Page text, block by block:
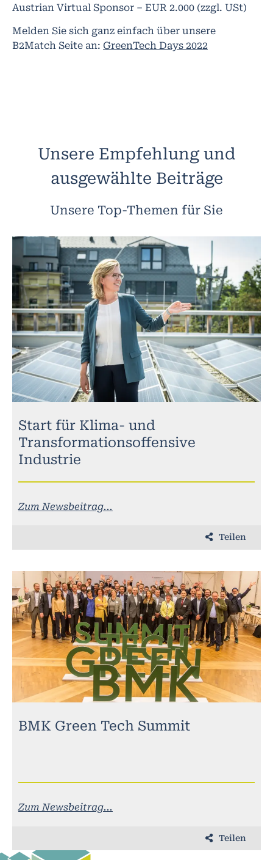
Austrian Virtual Sponsor – EUR 2.000 (zzgl. USt)
Melden Sie sich ganz einfach über unsere
B2Match Seite an: GreenTech Days 2022
Unsere Empfehlung und
ausgewählte Beiträge
Unsere Top-Themen für Sie
Start für Klima- und
Transformationsoffensive
Industrie
Zum Newsbeitrag...
Teilen
BMK Green Tech Summit
Zum Newsbeitrag...
Teilen